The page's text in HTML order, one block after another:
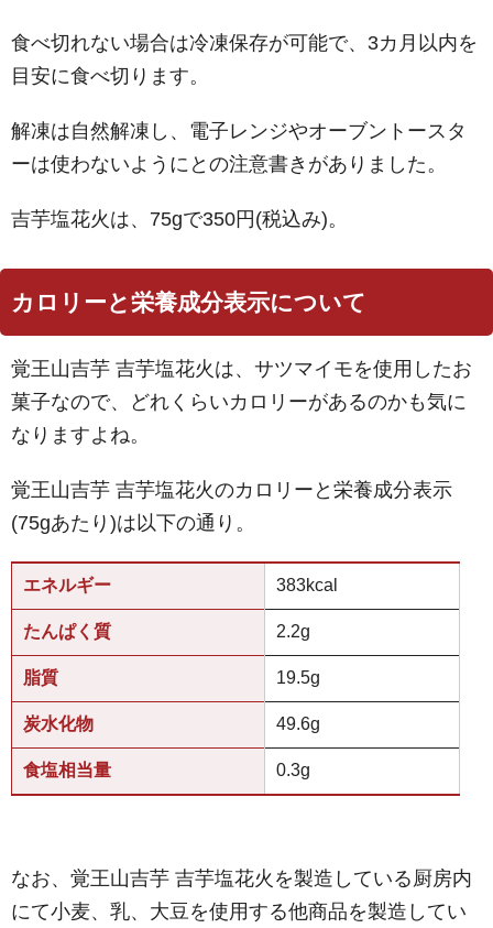
食べ切れない場合は冷凍保存が可能で、3カ月以内を
目安に食べ切ります。
解凍は自然解凍し、電子レンジやオーブントースタ
ーは使わないようにとの注意書きがありました。
吉芋塩花火は、75gで350円(税込み)。
カロリーと栄養成分表示について
覚王山吉芋 吉芋塩花火は、サツマイモを使用したお
菓子なので、どれくらいカロリーがあるのかも気に
なりますよね。
覚王山吉芋 吉芋塩花火のカロリーと栄養成分表示
(75gあたり)は以下の通り。
エネルギー 383kcal
たんぱく質 2.2g
脂質 19.5g
炭水化物 49.6g
食塩相当量 0.3g
なお、覚王山吉芋 吉芋塩花火を製造している厨房内
にて小麦、乳、大豆を使用する他商品を製造してい